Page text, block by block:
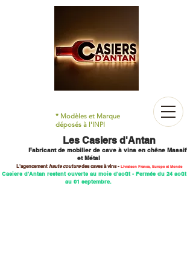
Les Casiers d'Antan
Fabricant de mobilierde cave à vins en chêne Massif
et Métal
L'agencement haute couturedes cavesà vins - Livraison France, Europe et Monde
Casiers d'Antan restent ouverts au mois d'août - Fermés du 24 août
au 01 septembre.
* Modèles et Marque
déposés à l'INPI